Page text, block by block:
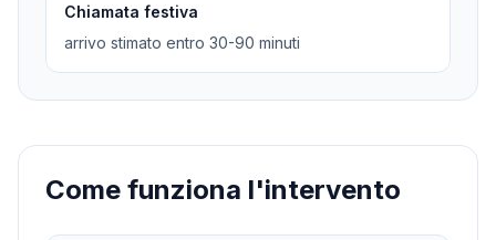
Chiamata festiva
arrivo stimato entro 30-90 minuti
Come funziona l'intervento